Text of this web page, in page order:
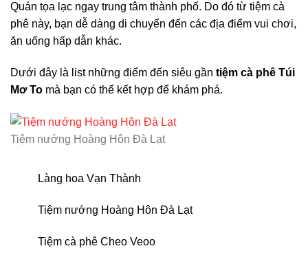
Quán tọa lạc ngay trung tâm thành phố. Do đó từ tiệm cà
phê này, bạn dễ dàng di chuyển đến các địa điểm vui chơi,
ăn uống hấp dẫn khác.
Dưới đây là list những điểm đến siêu gần tiệm cà phê Túi
Mơ To mà bạn có thể kết hợp để khám phá.
Tiệm nướng Hoàng Hôn Đà Lạt
Làng hoa Vạn Thành
Tiệm nướng Hoàng Hôn Đà Lạt
Tiệm cà phê Cheo Veoo